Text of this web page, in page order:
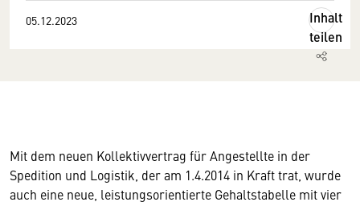
05.12.2023
Inhalt
teilen
Mit dem neuen Kollektivvertrag für Angestellte in der
Spedition und Logistik, der am 1.4.2014 in Kraft trat, wurde
auch eine neue, leistungsorientierte Gehaltstabelle mit vier